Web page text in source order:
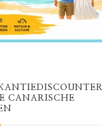
CANARISCHE